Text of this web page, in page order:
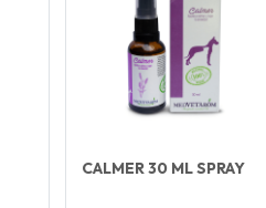
CALMER 30 ML SPRAY